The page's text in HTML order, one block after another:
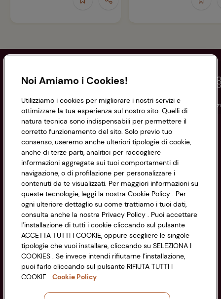
Conad Spesa online Assicurazioni Viaggi
Informazioni
Privacy Policy
Cookie Policy
Impostazioni Cookie
Accessibilità
CONAD SOCIETÀ COOPERATIVA
Via Michelino, 59 | 40127 BOLOGNA
Codice Fiscale e Registro Imprese
di Bologna 00865960157
PARTITA IVA 03320960374
Servizio clienti
Noi Amiamo i Cookies!
Utilizziamo i cookies per migliorare i nostri servizi e
ottimizzare la tua esperienza sul nostro sito. Quelli di
natura tecnica sono indispensabili per permettere il
corretto funzionamento del sito. Solo previo tuo
consenso, useremo anche ulteriori tipologie di cookie,
anche di terze parti, analitici per raccogliere
informazioni aggregate sui tuoi comportamenti di
navigazione, o di profilazione per personalizzare i
contenuti da te visualizzati. Per maggiori informazioni su
queste tecnologie, leggi la nostra Cookie Policy . Per
ogni ulteriore dettaglio su come trattiamo i tuoi dati,
consulta anche la nostra Privacy Policy . Puoi accettare
l’installazione di tutti i cookie cliccando sul pulsante
ACCETTA TUTTI I COOKIE, oppure scegliere le singole
tipologie che vuoi installare, cliccando su SELEZIONA I
COOKIES . Se invece intendi rifiutarne l’installazione,
puoi farlo cliccando sul pulsante RIFIUTA TUTTI I
COOKIE. Cookie Policy